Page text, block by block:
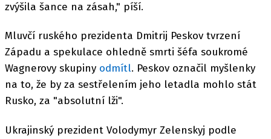
zvýšila šance na zásah," píší.
Mluvčí ruského prezidenta Dmitrij Peskov tvrzení
Západu a spekulace ohledně smrti šéfa soukromé
Wagnerovy skupiny odmítl. Peskov označil myšlenky
na to, že by za sestřelením jeho letadla mohlo stát
Rusko, za "absolutní lži".
Ukrajinský prezident Volodymyr Zelenskyj podle